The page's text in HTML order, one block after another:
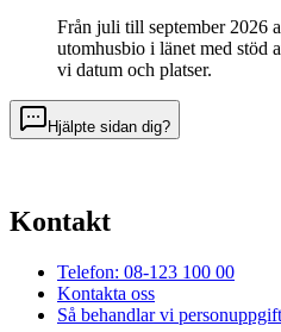
Från juli till september 2026
utomhusbio i länet med stöd
vi datum och platser.
Hjälpte sidan dig?
Kontakt
Telefon: 08-123 100 00
Kontakta oss
Så behandlar vi